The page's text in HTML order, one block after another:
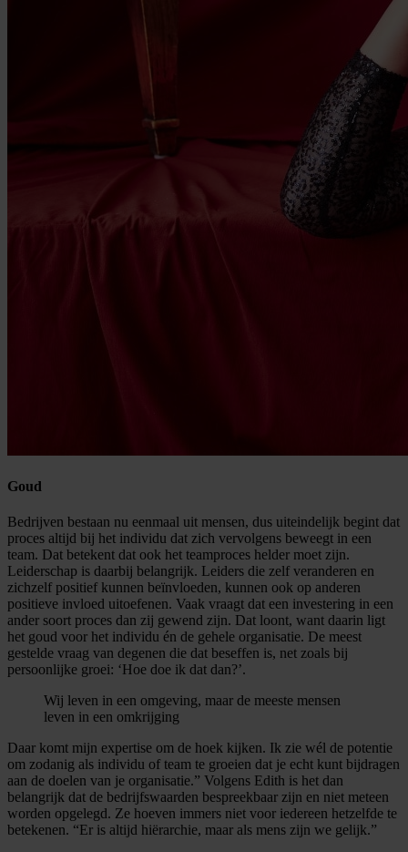
Goud
Bedrijven bestaan nu eenmaal uit mensen, dus uiteindelijk begint dat
proces altijd bij het individu dat zich vervolgens beweegt in een
team. Dat betekent dat ook het teamproces helder moet zijn.
Leiderschap is daarbij belangrijk. Leiders die zelf veranderen en
zichzelf positief kunnen beïnvloeden, kunnen ook op anderen
positieve invloed uitoefenen. Vaak vraagt dat een investering in een
ander soort proces dan zij gewend zijn. Dat loont, want daarin ligt
het goud voor het individu én de gehele organisatie. De meest
gestelde vraag van degenen die dat beseffen is, net zoals bij
persoonlijke groei: ‘Hoe doe ik dat dan?’.
Wij leven in een omgeving, maar de meeste mensen
leven in een omkrijging
Daar komt mijn expertise om de hoek kijken. Ik zie wél de potentie
om zodanig als individu of team te groeien dat je echt kunt bijdragen
aan de doelen van je organisatie.” Volgens Edith is het dan
belangrijk dat de bedrijfswaarden bespreekbaar zijn en niet meteen
worden opgelegd. Ze hoeven immers niet voor iedereen hetzelfde te
betekenen. “Er is altijd hiërarchie, maar als mens zijn we gelijk.”